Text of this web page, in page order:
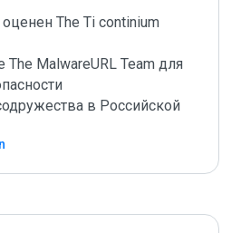
The Ti continium
The MalwareURL Team для
в Российской